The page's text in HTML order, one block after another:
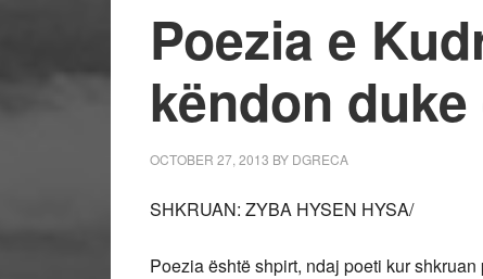
Poezia e
këndon
OCTOBER 27, 2013 BY DGRECA
SHKRUAN: ZYBA HYSEN HYSA/
Poezia është shpirt, ndaj poeti kur